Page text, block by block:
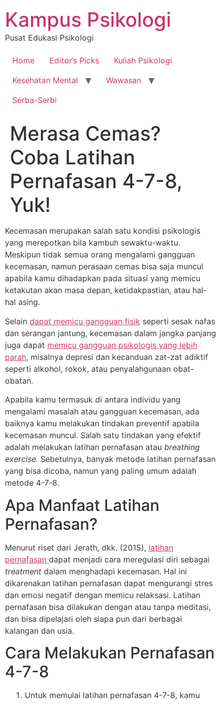
content
Kampus Psikologi
Pusat Edukasi Psikologi
Home Editor’s Picks
Kuliah Psikologi
Kesehatan Mental
Wawasan
Serba-Serbi
Merasa Cemas?
Coba Latihan
Pernafasan 4-7-8,
Yuk!
Kecemasan merupakan salah satu kondisi psikologis
yang merepotkan bila kambuh sewaktu-waktu.
Meskipun tidak semua orang mengalami gangguan
kecemasan, namun perasaan cemas bisa saja muncul
apabila kamu dihadapkan pada situasi yang memicu
ketakutan akan masa depan, ketidakpastian, atau hal-
hal asing.
Selain dapat memicu gangguan fisik seperti sesak nafas
dan serangan jantung, kecemasan dalam jangka panjang
juga dapat memicu gangguan psikologis yang lebih
parah, misalnya depresi dan kecanduan zat-zat adiktif
seperti alkohol, rokok, atau penyalahgunaan obat-
obatan.
Apabila kamu termasuk di antara individu yang
mengalami masalah atau gangguan kecemasan, ada
baiknya kamu melakukan tindakan preventif apabila
kecemasan muncul. Salah satu tindakan yang efektif
adalah melakukan latihan pernafasan atau breathing
exercise. Sebetulnya, banyak metode latihan pernafasan
yang bisa dicoba, namun yang paling umum adalah
metode 4-7-8.
Apa Manfaat Latihan
Pernafasan?
Menurut riset dari Jerath, dkk. (2015), latihan
pernafasan dapat menjadi cara meregulasi diri sebagai
treatment dalam menghadapi kecemasan. Hal ini
dikarenakan latihan pernafasan dapat mengurangi stres
dan emosi negatif dengan memicu relaksasi. Latihan
pernafasan bisa dilakukan dengan atau tanpa meditasi,
dan bisa dipelajari oleh siapa pun dari berbagai
kalangan dan usia.
Cara Melakukan Pernafasan
4-7-8
Untuk memulai latihan pernafasan 4-7-8, kamu